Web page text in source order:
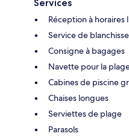
Services
Réception à horaires
Service de
Consigne à bagages
Navette pour la
Cabines de piscine
Chaises longues
Serviettes de plage
Parasols